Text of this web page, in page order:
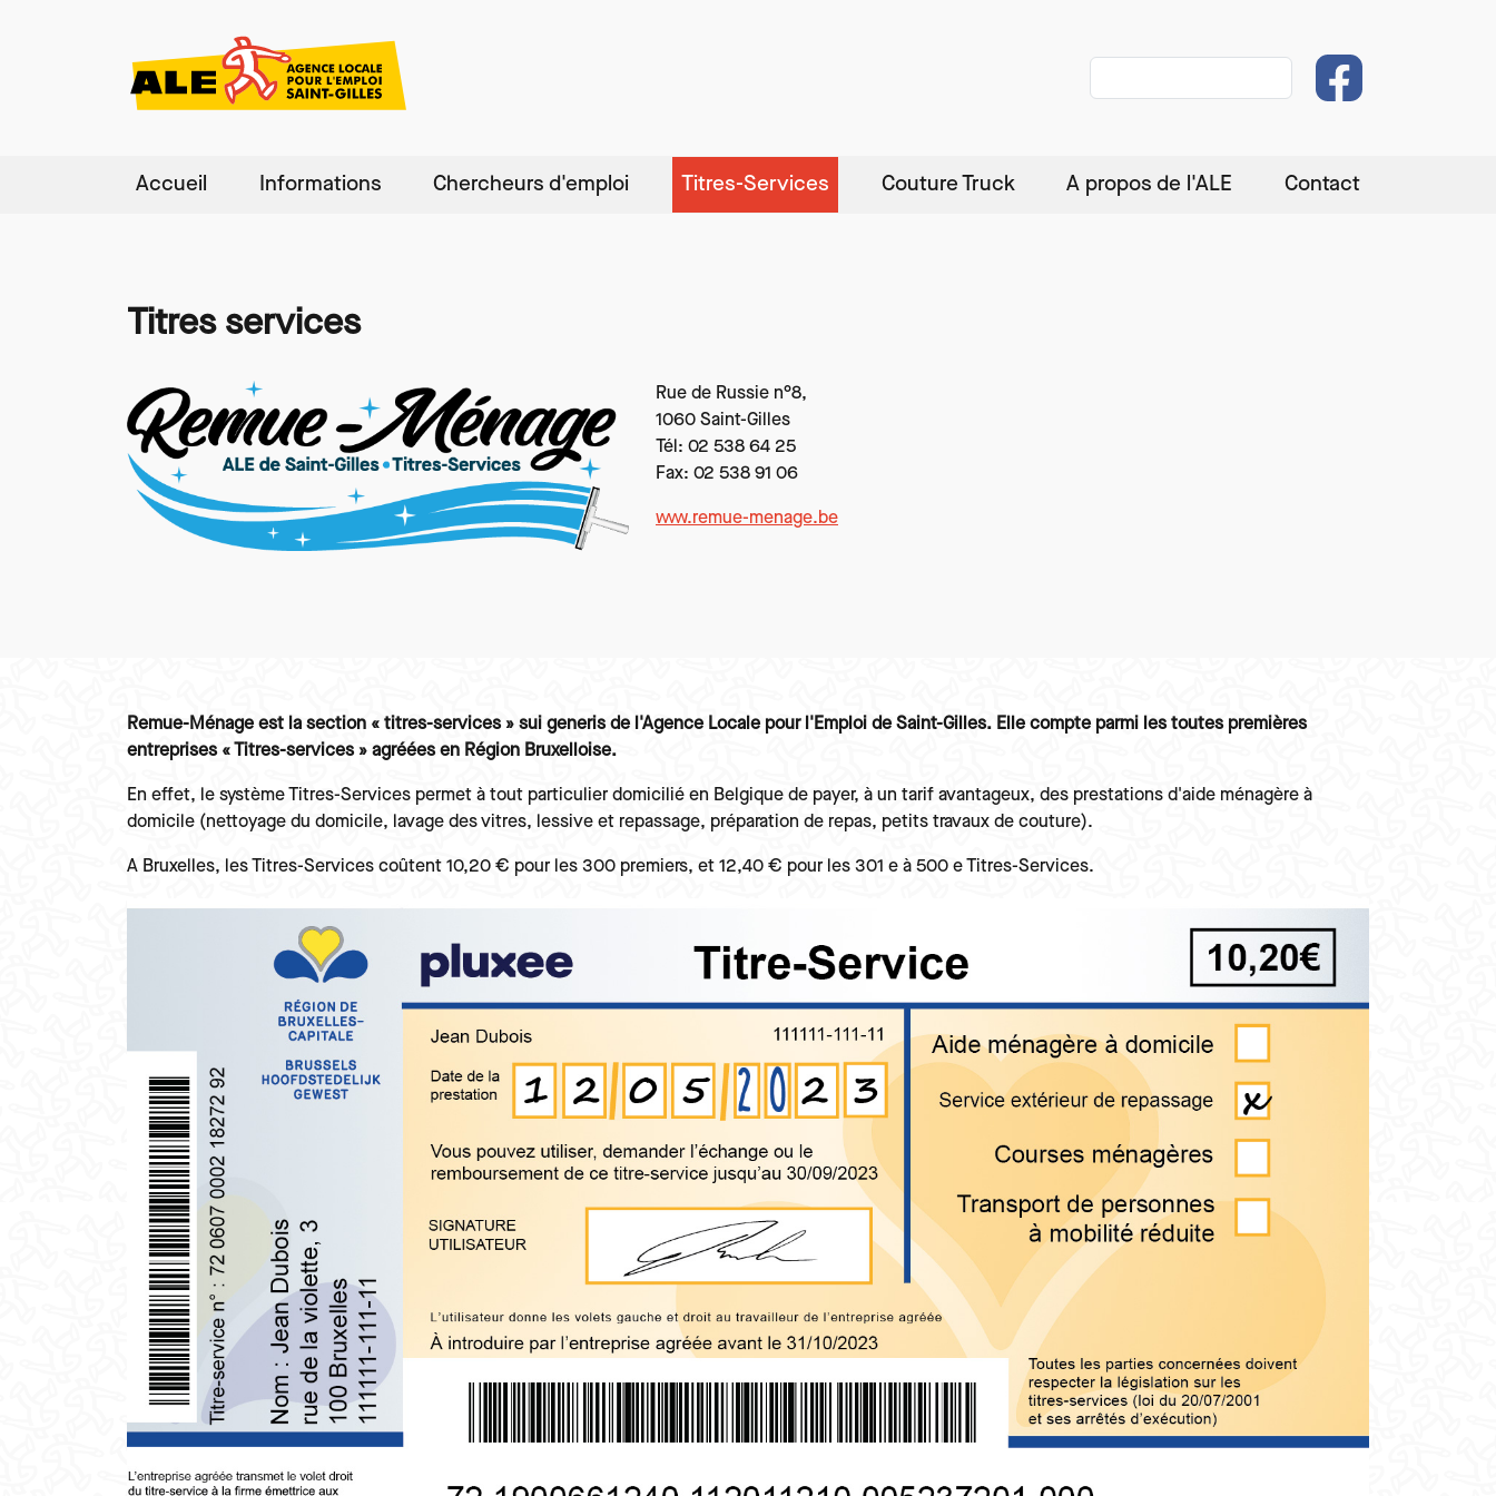
Accueil Informations Chercheurs d'emploi Titres-Services Couture Truck A propos de l'ALE Contact
Paragraphes
Titres services
Image
Image Texte
Rue de Russie n°8,
1060 Saint-Gilles
Tél: 02 538 64 25
Fax: 02 538 91 06
www.remue-menage.be
Paragraphes
Texte
Remue-Ménage est la section « titres-services » sui generis de l'Agence Locale pour l'Emploi de Saint-Gilles. Elle compte parmi les toutes premières
entreprises « Titres-services » agréées en Région Bruxelloise.
En effet, le système Titres-Services permet à tout particulier domicilié en Belgique de payer, à un tarif avantageux, des prestations d'aide ménagère à
domicile (nettoyage du domicile, lavage des vitres, lessive et repassage, préparation de repas, petits travaux de couture).
A Bruxelles, les Titres-Services coûtent 10,20 € pour les 300 premiers, et 12,40 € pour les 301 e à 500 e Titres-Services.
Image
Image